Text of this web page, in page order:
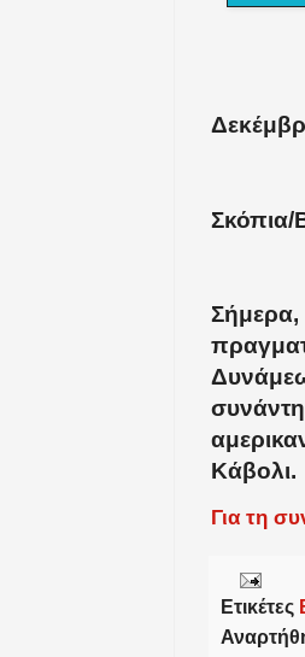
Σκόπια/
Σήμερα,
Κάβολι.
Για τη
Ετικέτες